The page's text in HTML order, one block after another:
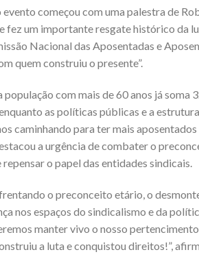
evento começou com uma palestra de
fez um importante resgate histórico da
Nacional das Aposentadas e
quem construiu o presente”.
população com mais de 60 anos já
as políticas públicas e a
caminhando para ter mais
a urgência de combater o
o papel das entidades sindicais.
o preconceito etário, o
nos espaços do sindicalismo e da
manter vivo o nosso
a luta e conquistou direitos!”,